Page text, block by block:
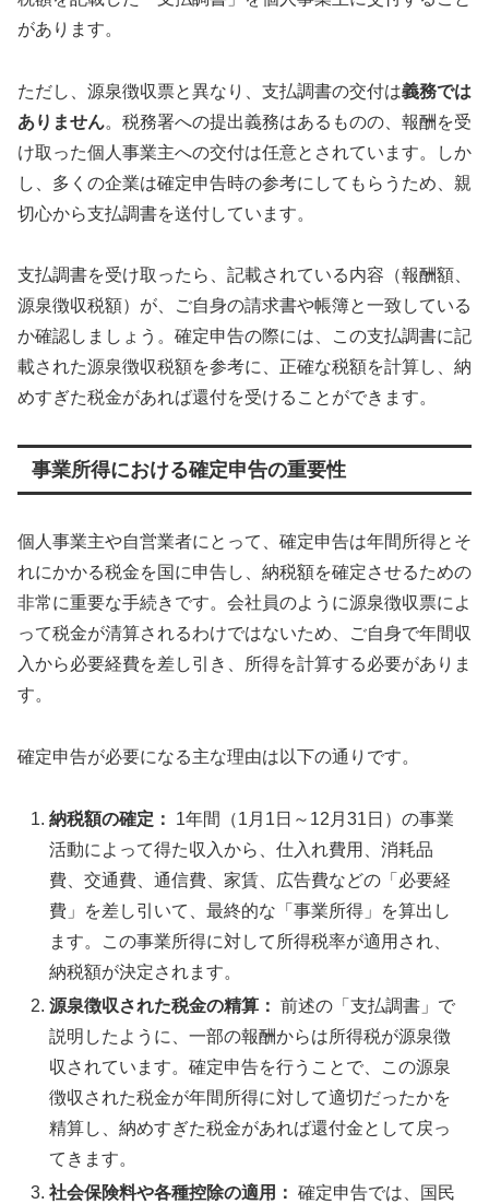
があります。
ただし、源泉徴収票と異なり、支払調書の交付は義務では
ありません。税務署への提出義務はあるものの、報酬を受
け取った個人事業主への交付は任意とされています。しか
し、多くの企業は確定申告時の参考にしてもらうため、親
切心から支払調書を送付しています。
支払調書を受け取ったら、記載されている内容（報酬額、
源泉徴収税額）が、ご自身の請求書や帳簿と一致している
か確認しましょう。確定申告の際には、この支払調書に記
載された源泉徴収税額を参考に、正確な税額を計算し、納
めすぎた税金があれば還付を受けることができます。
事業所得における確定申告の重要性
個人事業主や自営業者にとって、確定申告は年間所得とそ
れにかかる税金を国に申告し、納税額を確定させるための
非常に重要な手続きです。会社員のように源泉徴収票によ
って税金が清算されるわけではないため、ご自身で年間収
入から必要経費を差し引き、所得を計算する必要がありま
す。
確定申告が必要になる主な理由は以下の通りです。
納税額の確定：
1年間（1月1日～12月31日）の事業
活動によって得た収入から、仕入れ費用、消耗品
費、交通費、通信費、家賃、広告費などの「必要経
費」を差し引いて、最終的な「事業所得」を算出し
ます。この事業所得に対して所得税率が適用され、
納税額が決定されます。
源泉徴収された税金の精算： 前述の「支払調書」で
説明したように、一部の報酬からは所得税が源泉徴
収されています。確定申告を行うことで、この源泉
徴収された税金が年間所得に対して適切だったかを
精算し、納めすぎた税金があれば還付金として戻っ
てきます。
社会保険料や各種控除の適用： 確定申告では、国民